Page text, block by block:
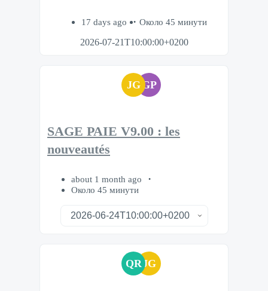
17 days ago
Около 45 минути
2026-07-21T10:00:00+0200
JG GP
SAGE PAIE V9.00 : les
nouveautés
about 1 month ago
Около 45 минути
QR JG